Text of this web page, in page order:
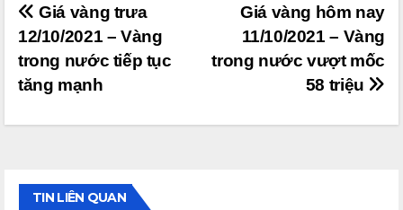
Điều
hướng
bài
viết
Giá vàng hôm nay
11/10/2021 – Vàng
trong nước vượt mốc
58 triệu
Giá vàng trưa
12/10/2021 – Vàng
trong nước tiếp tục
tăng mạnh
TIN LIÊN QUAN